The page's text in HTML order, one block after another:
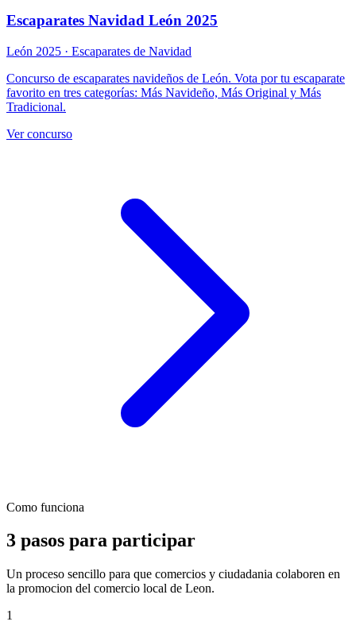
Escaparates Navidad León 2025
León 2025 · Escaparates de Navidad
Concurso de escaparates navideños de León. Vota por tu escaparate
favorito en tres categorías: Más Navideño, Más Original y Más
Tradicional.
Ver concurso
Como funciona
3 pasos para participar
Un proceso sencillo para que comercios y ciudadania colaboren en
la promocion del comercio local de Leon.
1